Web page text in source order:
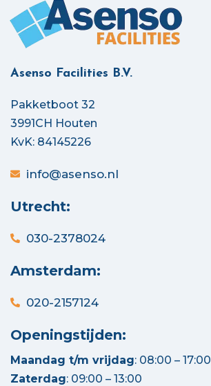
Asenso Facilities B.V.
Pakketboot 32
3991CH Houten
KvK: 84145226
info@asenso.nl
Utrecht:
030-2378024
Amsterdam:
020-2157124
Openingstijden:
Maandag t/m vrijdag: 08:00 – 17:00
Zaterdag: 09:00 – 13:00